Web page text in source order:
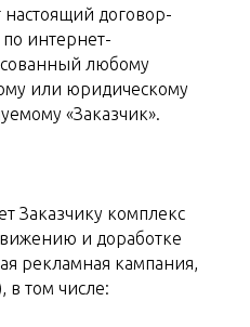
настоящий договор-
интернет-
любому
или юридическому
«Заказчик».
Заказчику комплекс
и доработке
рекламная кампания,
в том числе: